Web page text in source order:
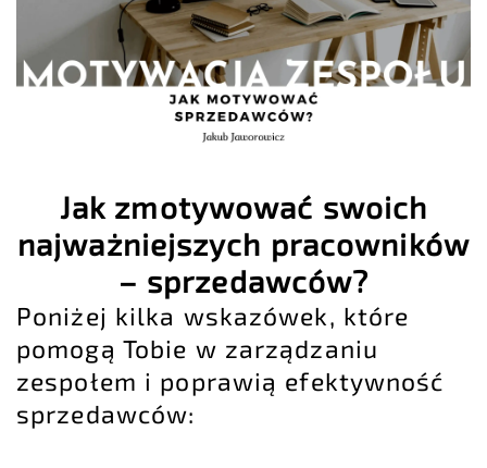
Jak zmotywować swoich
najważniejszych pracowników
– sprzedawców?
Poniżej kilka wskazówek, które
pomogą Tobie w zarządzaniu
zespołem i poprawią efektywność
sprzedawców: